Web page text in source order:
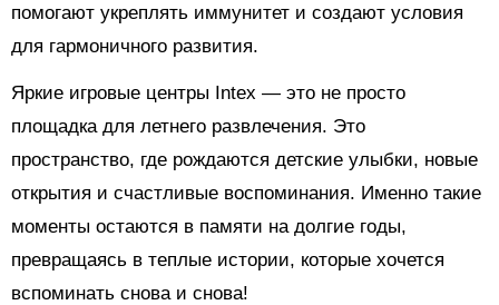
помогают укреплять иммунитет и создают условия
для гармоничного развития.
Яркие игровые центры Intex — это не просто
площадка для летнего развлечения. Это
пространство, где рождаются детские улыбки, новые
открытия и счастливые воспоминания. Именно такие
моменты остаются в памяти на долгие годы,
превращаясь в теплые истории, которые хочется
вспоминать снова и снова!